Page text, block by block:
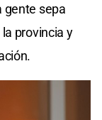
gente sepa
provincia y